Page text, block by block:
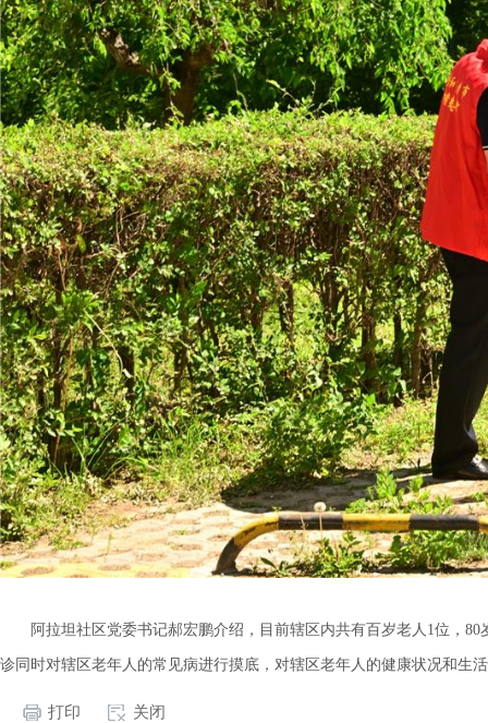
阿拉坦社区党委书记郝宏鹏介绍，目前辖区内共有百岁老人1位，
诊同时对辖区老年人的常见病进行摸底，对辖区老年人的健康状况和生
打印 关闭